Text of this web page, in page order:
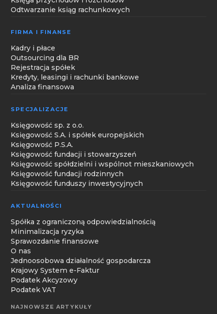
Odtwarzanie ksiąg rachunkowych
FIRMA I FINANSE
Kadry i płace
Outsourcing dla BR
Rejestracja spółek
Kredyty, leasingi i rachunki bankowe
Analiza finansowa
SPECJALIZACJE
Księgowość sp. z o.o.
Księgowość S.A. i spółek europejskich
Księgowość P.S.A.
Księgowość fundacji i stowarzyszeń
Księgowość spółdzielni i wspólnot mieszkaniowych
Księgowość fundacji rodzinnych
Księgowość funduszy inwestycyjnych
AKTUALNOŚCI
Spółka z ograniczoną odpowiedzialnością
Minimalizacja ryzyka
Sprawozdanie finansowe
O nas
Jednoosobowa działalność gospodarcza
Krajowy System e-Faktur
Podatek Akcyzowy
Podatek VAT
NAJNOWSZE ARTYKUŁY